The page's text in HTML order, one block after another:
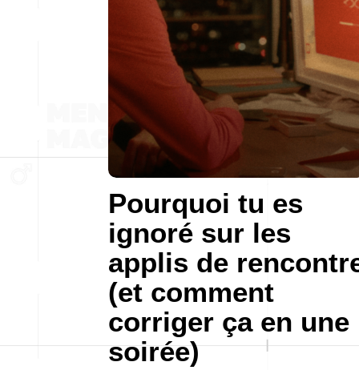
Pourquoi tu es
ignoré sur les
applis de
(et comment
corriger ça en une
soirée)